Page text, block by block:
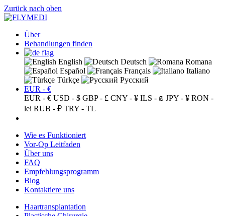
Zurück nach oben
Über
Behandlungen finden
English Deutsch
Romana
Español
Français
Italiano
Türkçe
Русский
EUR - €
EUR - € USD - $ GBP - £ CNY - ¥ ILS - ₪ JPY - ¥ RON -
lei RUB - ₽ TRY - TL
Wie es Funktioniert
Vor-Op Leitfaden
Über uns
FAQ
Empfehlungsprogramm
Blog
Kontaktiere uns
Haartransplantation